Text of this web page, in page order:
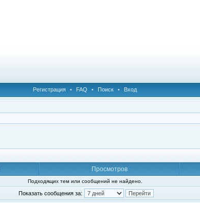
Регистрация • FAQ • Поиск • Вход
Просмотров
Подходящих тем или сообщений не найдено.
Показать сообщения за: